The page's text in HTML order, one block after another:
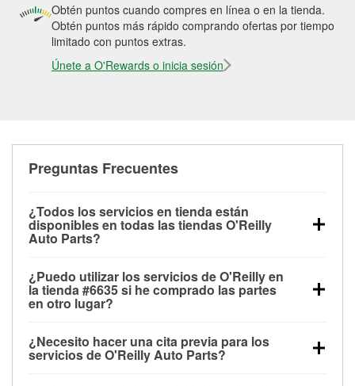
Obtén puntos cuando compres en línea o en la tienda.
Obtén puntos más rápido comprando ofertas por tiempo
limitado con puntos extras.
Únete a O'Rewards o inicia sesión
Preguntas Frecuentes
¿Todos los servicios en tienda están
disponibles en todas las tiendas O'Reilly
Auto Parts?
las pruebas de batería, pruebas de alternador y
motor de arranque, revisión de la luz “Check Engine”
con O'Reilly VeriScan® e instalación de
limpiaparabrisas o bombillas, están disponibles en
todas las tiendas O'Reilly Auto Parts. La tienda
¿Puedo utilizar los servicios de O'Reilly en
la tienda #6635 si he comprado las partes
en otro lugar?
de O'Reilly Auto Parts que estén disponibles en la
tienda #6635 de Morrow, GA aunque hayas
¿Necesito hacer una cita previa para los
servicios de O'Reilly Auto Parts?